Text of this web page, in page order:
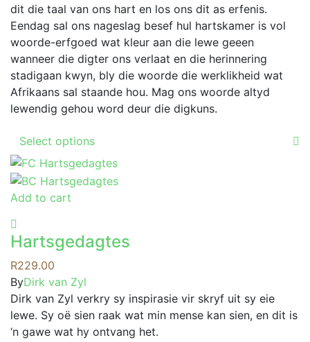
dit die taal van ons hart en los ons dit as erfenis.
Eendag sal ons nageslag besef hul hartskamer is vol
woorde-erfgoed wat kleur aan die lewe geeen
wanneer die digter ons verlaat en die herinnering
stadigaan kwyn, bly die woorde die werklikheid wat
Afrikaans sal staande hou. Mag ons woorde altyd
lewendig gehou word deur die digkuns.
Select options
has
multiple
options
may
on
the
product
Add to cart
Hartsgedagtes
R229.00
ByDirk van Zyl
Dirk van Zyl verkry sy inspirasie vir skryf uit sy eie
lewe. Sy oë sien raak wat min mense kan sien, en dit is
‘n gawe wat hy ontvang het.